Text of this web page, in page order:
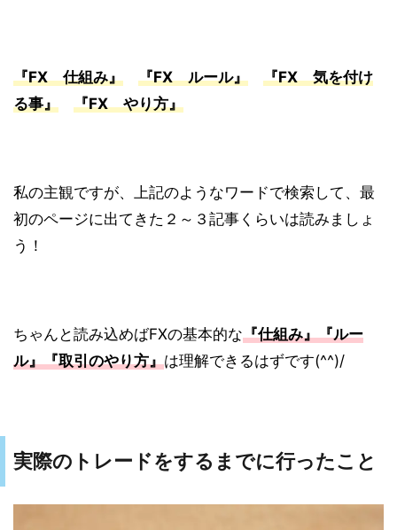
『FX 仕組み』 『FX ルール』
『FX 気を付け
る事』
『FX やり方』
私の主観ですが、上記のようなワードで検索して、最
初のページに出てきた２～３記事くらいは読みましょ
う！
ちゃんと読み込めばFXの基本的な『仕組み』『ルー
ル』『取引のやり方』は理解できるはずです(^^)/
実際のトレードをするまでに行ったこと